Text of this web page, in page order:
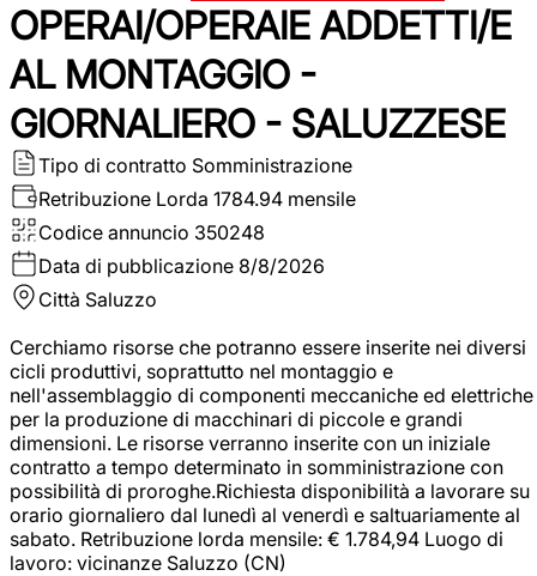
OPERAI/OPERAIE ADDETTI/E
AL MONTAGGIO -
GIORNALIERO - SALUZZESE
Tipo di contratto Somministrazione
Retribuzione Lorda 1784.94 mensile
Codice annuncio 350248
Data di pubblicazione 8/8/2026
Città Saluzzo
Cerchiamo risorse che potranno essere inserite nei diversi
cicli produttivi, soprattutto nel montaggio e
nell'assemblaggio di componenti meccaniche ed elettriche
per la produzione di macchinari di piccole e grandi
dimensioni. Le risorse verranno inserite con un iniziale
contratto a tempo determinato in somministrazione con
possibilità di proroghe.Richiesta disponibilità a lavorare su
orario giornaliero dal lunedì al venerdì e saltuariamente al
sabato. Retribuzione lorda mensile: € 1.784,94 Luogo di
lavoro: vicinanze Saluzzo (CN)